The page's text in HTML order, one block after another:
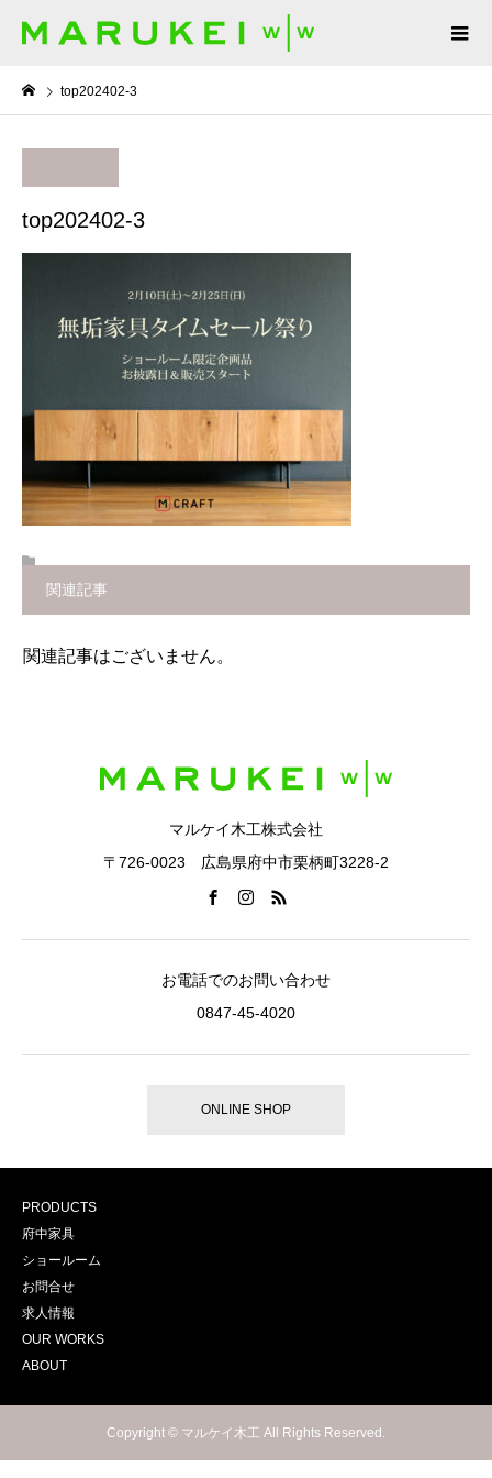
top202402-3
top202402-3
関連記事
関連記事はございません。
マルケイ木工株式会社
〒726-0023 広島県府中市栗柄町3228-2
お電話でのお問い合わせ
0847-45-4020
ONLINE SHOP
PRODUCTS
府中家具
ショールーム
お問合せ
求人情報
OUR WORKS
ABOUT
Copyright © マルケイ木工 All Rights Reserved.